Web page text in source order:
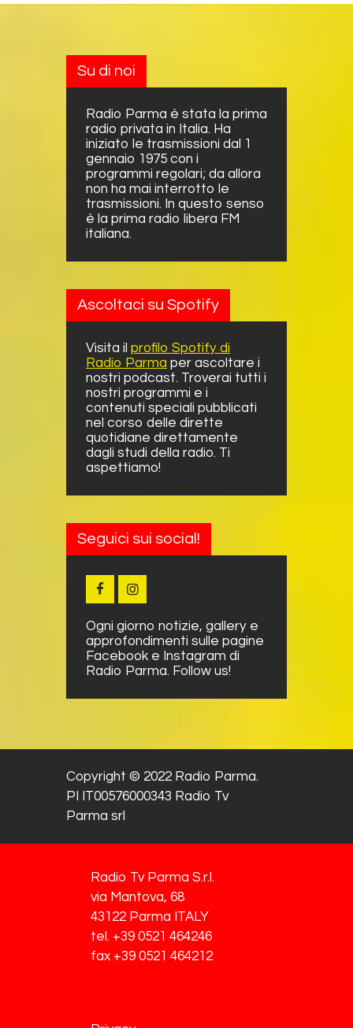
Su di noi
Radio Parma è stata la prima
radio privata in Italia. Ha
iniziato le trasmissioni dal 1
gennaio 1975 con i
programmi regolari; da allora
non ha mai interrotto le
trasmissioni. In questo senso
è la prima radio libera FM
italiana.
Ascoltaci su Spotify
Visita il profilo Spotify di
Radio Parma per ascoltare i
nostri podcast. Troverai tutti i
nostri programmi e i
contenuti speciali pubblicati
nel corso delle dirette
quotidiane direttamente
dagli studi della radio. Ti
aspettiamo!
Seguici sui social!
Ogni giorno notizie, gallery e
approfondimenti sulle pagine
Facebook e Instagram di
Radio Parma. Follow us!
Copyright © 2022 Radio Parma.
PI IT00576000343 Radio Tv
Parma srl
Radio Tv Parma S.r.l.
via Mantova, 68
43122 Parma ITALY
tel. +39 0521 464246
fax +39 0521 464212